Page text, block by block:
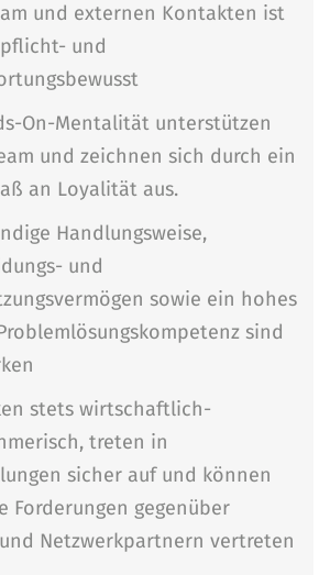
und externen Kontakten ist
und
On-Mentalität unterstützen
und zeichnen sich durch ein
an Loyalität aus.
Handlungsweise,
und
sowie ein hohes
sind
stets wirtschaftlich-
treten in
sicher auf und können
Forderungen gegenüber
Netzwerkpartnern vertreten